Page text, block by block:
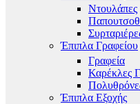
Ντουλάπες
Έπιπλα Γραφείου
Γραφεία
Καρέκλες
Έπιπλα Εξοχής